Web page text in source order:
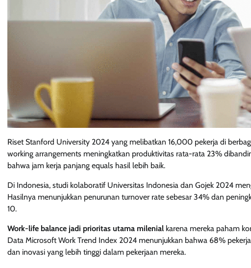
Riset Stanford University 2024 yang melibatkan 16,000 pekerja di
working arrangements meningkatkan produktivitas rata-rata 23%
bahwa jam kerja panjang equals hasil lebih baik.
Di Indonesia, studi kolaboratif Universitas Indonesia dan Gojek 2024
Hasilnya menunjukkan penurunan turnover rate sebesar 34% dan
10.
Work-life balance jadi prioritas utama milenial karena mereka paham
Data Microsoft Work Trend Index 2024 menunjukkan bahwa 68%
dan inovasi yang lebih tinggi dalam pekerjaan mereka.